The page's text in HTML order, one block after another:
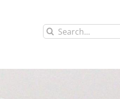
Search
for: